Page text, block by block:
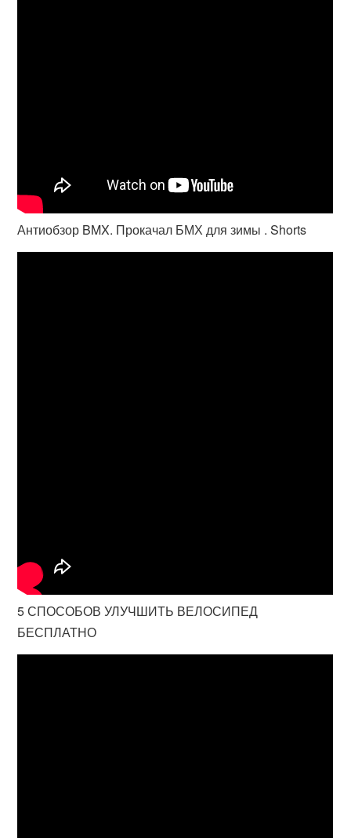
Антиобзор BMX. Прокачал БМХ для зимы . Shorts
5 СПОСОБОВ УЛУЧШИТЬ ВЕЛОСИПЕД
БЕСПЛАТНО